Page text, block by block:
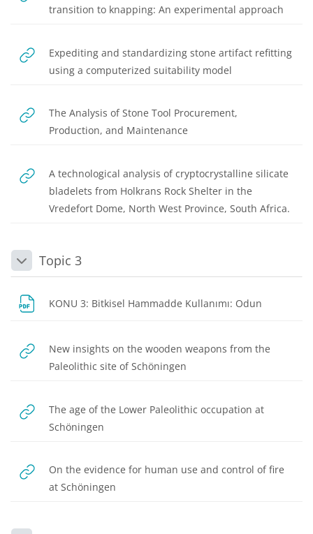
transition to knapping: An experimental approach
Expediting and standardizing stone artifact refitting
using a computerized suitability model
The Analysis of Stone Tool Procurement,
Production, and Maintenance
A technological analysis of cryptocrystalline silicate
bladelets from Holkrans Rock Shelter in the
Vredefort Dome, North West Province, South Africa.
DaraltTopic 3
KONU 3: Bitkisel Hammadde Kullanımı: Odun
New insights on the wooden weapons from the
Paleolithic site of Schöningen
The age of the Lower Paleolithic occupation at
Schöningen
On the evidence for human use and control of fire
at Schöningen